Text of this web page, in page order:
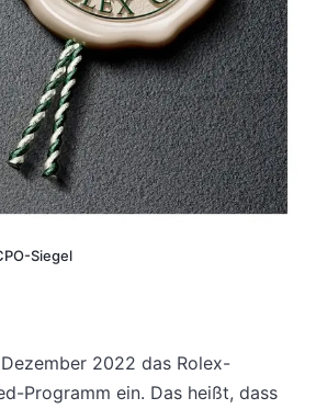
Siegel
2022 das Rolex-
Programm ein. Das heißt, dass